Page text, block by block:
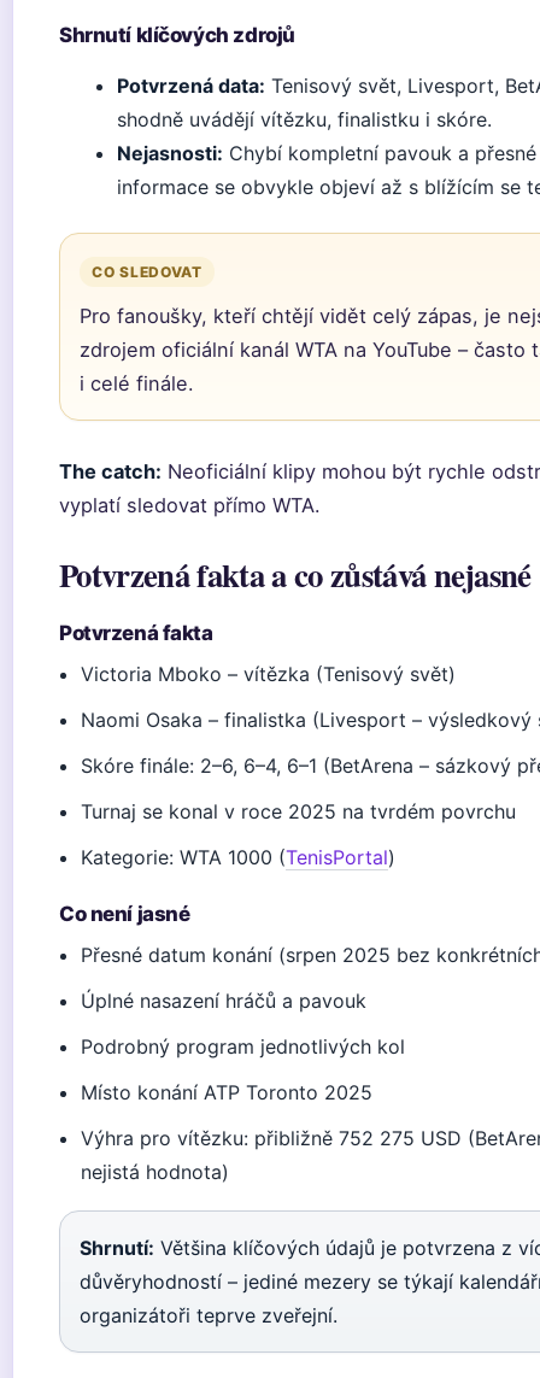
Shrnutí klíčových zdrojů
Potvrzená data: Tenisový svět, Livesport,
shodně uvádějí vítězku, finalistku i skóre.
Nejasnosti: Chybí kompletní pavouk a
informace se obvykle objeví až s blížícím se
CO SLEDOVAT
Pro fanoušky, kteří chtějí vidět celý zápas, je
zdrojem oficiální kanál WTA na YouTube –
i celé finále.
The catch: Neoficiální klipy mohou být rychle
vyplatí sledovat přímo WTA.
Potvrzená fakta a co zůstává nejasné
Potvrzená fakta
Victoria Mboko – vítězka (Tenisový svět)
Naomi Osaka – finalistka (Livesport – výsledkový
Skóre finále: 2–6, 6–4, 6–1 (BetArena – sázkový
Turnaj se konal v roce 2025 na tvrdém povrchu
Kategorie: WTA 1000 (TenisPortal)
Co není jasné
Přesné datum konání (srpen 2025 bez
Úplné nasazení hráčů a pavouk
Podrobný program jednotlivých kol
Místo konání ATP Toronto 2025
Výhra pro vítězku: přibližně 752 275 USD
nejistá hodnota)
Shrnutí: Většina klíčových údajů je potvrzena z
důvěryhodností – jediné mezery se týkají
organizátoři teprve zveřejní.